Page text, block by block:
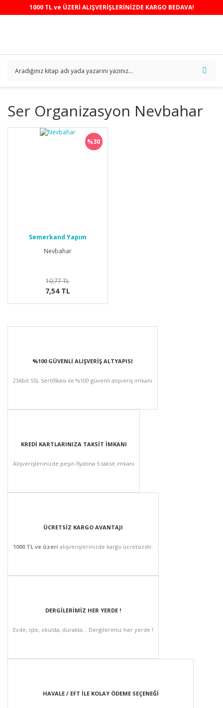
1000 TL ve ÜZERİ ALIŞVERİŞLERİNİZDE KARGO BEDAVA!
Ser Organizasyon Nevbahar
%30
Semerkand Yapım
Nevbahar
10,77 TL
7,54 TL
%100 GÜVENLİ ALIŞVERİŞ ALTYAPISI
256bit SSL Sertifikası ile %100 güvenli alışveriş imkanı
KREDİ KARTLARINIZA TAKSİT İMKANI
Alışverişlerinizde peşin fiyatına 5 taksit imkanı
ÜCRETSİZ KARGO AVANTAJI
1000 TL ve üzeri alışverişlerinizde kargo ücretsizdir.
DERGİLERİMİZ HER YERDE !
Evde, işte, okulda, durakta... Dergilerimiz her yerde !
HAVALE / EFT İLE KOLAY ÖDEME SEÇENEĞİ